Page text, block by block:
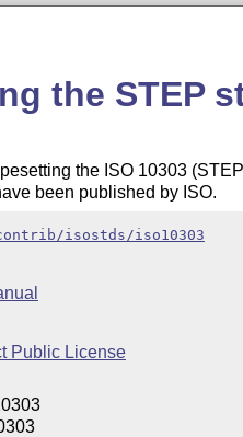
the STEP
the ISO 10303
been published by ISO.
isostds/iso10303
Public License